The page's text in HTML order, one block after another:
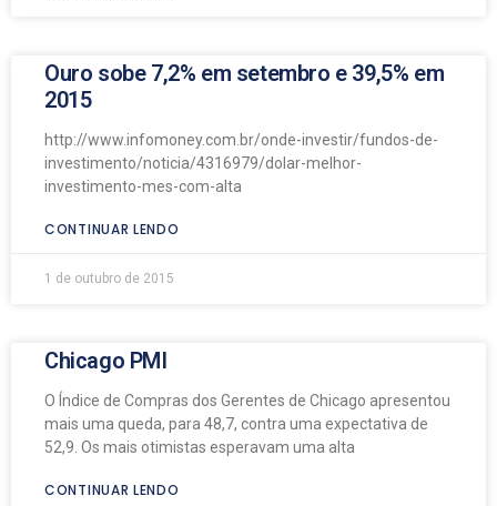
Ouro sobe 7,2% em setembro e 39,5% em
2015
http://www.infomoney.com.br/onde-investir/fundos-de-
investimento/noticia/4316979/dolar-melhor-
investimento-mes-com-alta
CONTINUAR LENDO
1 de outubro de 2015
Chicago PMI
O Índice de Compras dos Gerentes de Chicago apresentou
mais uma queda, para 48,7, contra uma expectativa de
52,9. Os mais otimistas esperavam uma alta
CONTINUAR LENDO